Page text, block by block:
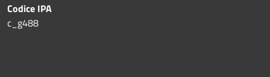
Codice IPA
c_g488